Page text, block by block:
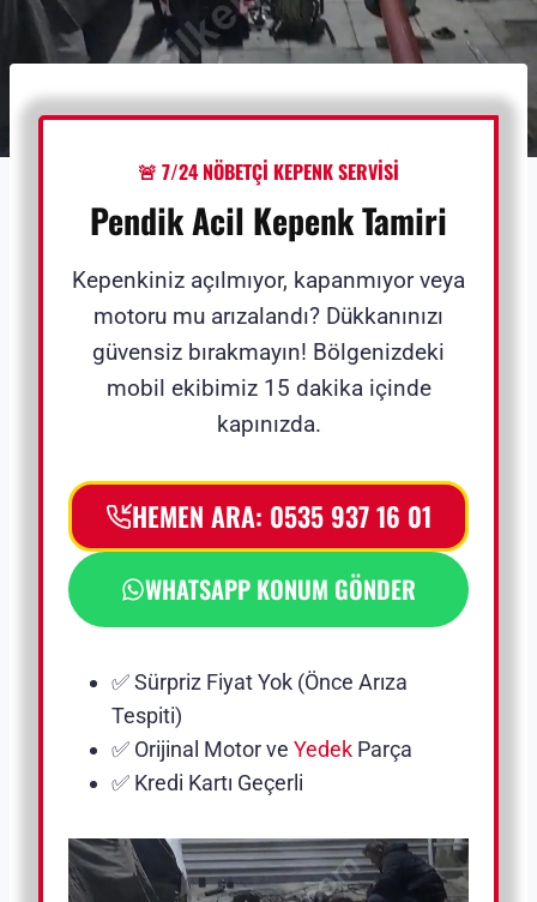
🚨 7/24 NÖBETÇİ KEPENK SERVİSİ
Pendik Acil Kepenk Tamiri
Kepenkiniz açılmıyor, kapanmıyor veya
motoru mu arızalandı? Dükkanınızı
güvensiz bırakmayın! Bölgenizdeki
mobil ekibimiz 15 dakika içinde
kapınızda.
HEMEN ARA: 0535 937 16 01
WHATSAPP KONUM GÖNDER
✅ Sürpriz Fiyat Yok (Önce Arıza
Tespiti)
✅ Orijinal Motor ve Yedek Parça
✅ Kredi Kartı Geçerli